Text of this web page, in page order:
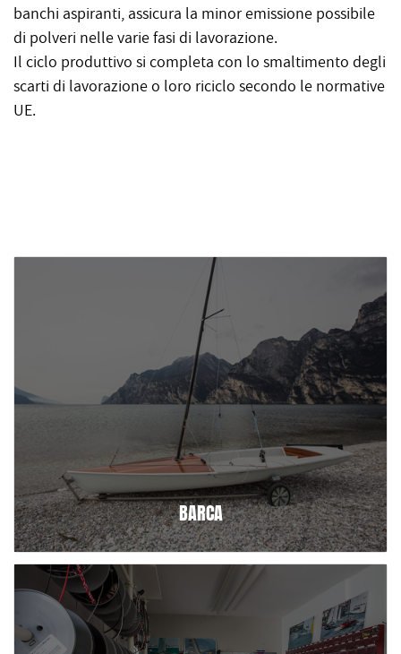
banchi aspiranti, assicura la minor emissione possibile
di polveri nelle varie fasi di lavorazione.
Il ciclo produttivo si completa con lo smaltimento degli
scarti di lavorazione o loro riciclo secondo le normative
UE.
BARCA